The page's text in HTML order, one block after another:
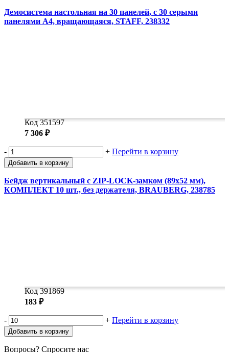
Демосистема настольная на 30 панелей, с 30 серыми
панелями А4, вращающаяся, STAFF, 238332
Код 351597
7 306 ₽
- + Перейти в корзину
Добавить в корзину
Бейдж вертикальный с ZIP-LOCK-замком (89x52 мм),
КОМПЛЕКТ 10 шт., без держателя, BRAUBERG, 238785
Код 391869
183 ₽
- + Перейти в корзину
Добавить в корзину
Вопросы? Спросите нас